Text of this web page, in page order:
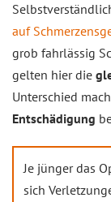
auf
grob fahrlässig
gelten hier die
Unterschied
Entschädigung
Je jünger das
sich